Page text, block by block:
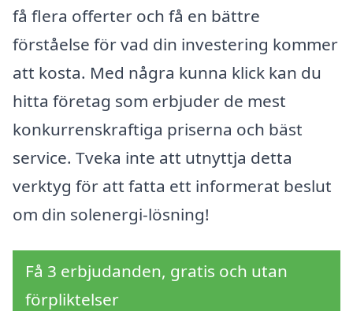
få flera offerter och få en bättre
förståelse för vad din investering kommer
att kosta. Med några kunna klick kan du
hitta företag som erbjuder de mest
konkurrenskraftiga priserna och bäst
service. Tveka inte att utnyttja detta
verktyg för att fatta ett informerat beslut
om din solenergi-lösning!
Få 3 erbjudanden, gratis och utan
förpliktelser